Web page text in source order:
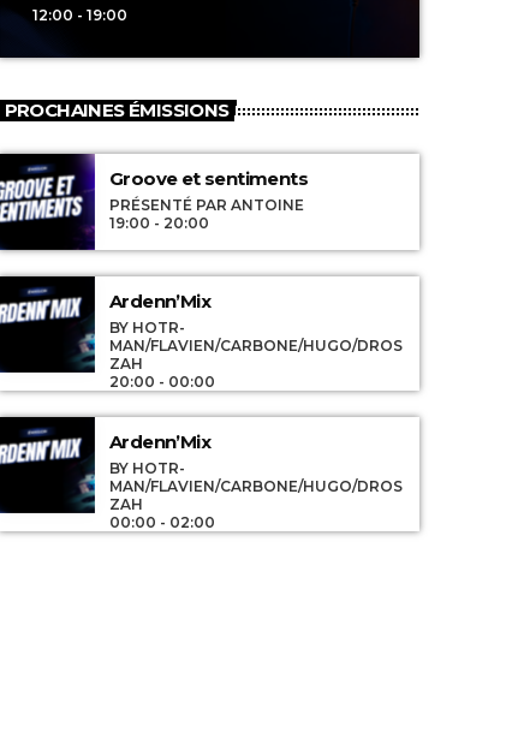
12:00 - 19:00
PROCHAINES ÉMISSIONS
Groove et sentiments
PRÉSENTÉ PAR ANTOINE
19:00 - 20:00
Ardenn’Mix
BY HOTR-
MAN/FLAVIEN/CARBONE/HUGO/DROS
ZAH
20:00 - 00:00
Ardenn’Mix
BY HOTR-
MAN/FLAVIEN/CARBONE/HUGO/DROS
ZAH
00:00 - 02:00